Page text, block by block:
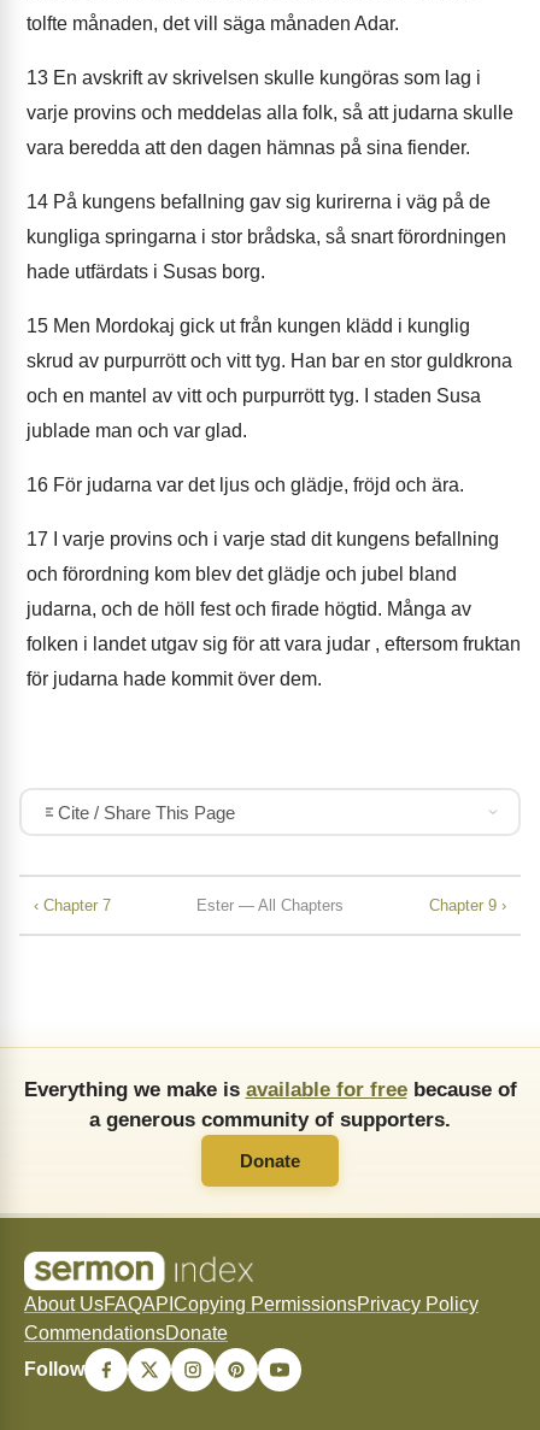
tolfte månaden, det vill säga månaden Adar.
13 En avskrift av skrivelsen skulle kungöras som lag i
varje provins och meddelas alla folk, så att judarna skulle
vara beredda att den dagen hämnas på sina fiender.
14 På kungens befallning gav sig kurirerna i väg på de
kungliga springarna i stor brådska, så snart förordningen
hade utfärdats i Susas borg.
15 Men Mordokaj gick ut från kungen klädd i kunglig
skrud av purpurrött och vitt tyg. Han bar en stor guldkrona
och en mantel av vitt och purpurrött tyg. I staden Susa
jublade man och var glad.
16 För judarna var det ljus och glädje, fröjd och ära.
17 I varje provins och i varje stad dit kungens befallning
och förordning kom blev det glädje och jubel bland
judarna, och de höll fest och firade högtid. Många av
folken i landet utgav sig för att vara judar , eftersom fruktan
för judarna hade kommit över dem.
Cite / Share This Page
‹ Chapter 7 Ester — All Chapters Chapter 9 ›
Everything we make is available for freebecause of
a generous community of supporters.
Donate
About UsFAQAPI Copying PermissionsPrivacy Policy
CommendationsDonate
Follow